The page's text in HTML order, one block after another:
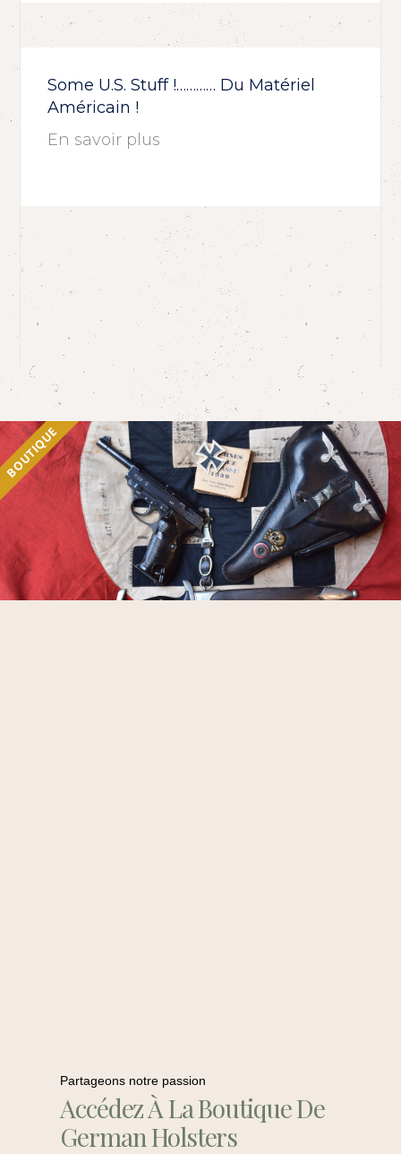
Some U.S. Stuff !………… Du Matériel
Américain !
En savoir plus
Partageons notre passion
Accédez À La Boutique De
German Holsters
BOUTIQUE